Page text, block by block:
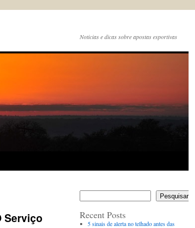
Noticias e dicas sobre apostas esportivas
Serviço
Pesquisar
Recent Posts
5 sinais de alerta no telhado antes das